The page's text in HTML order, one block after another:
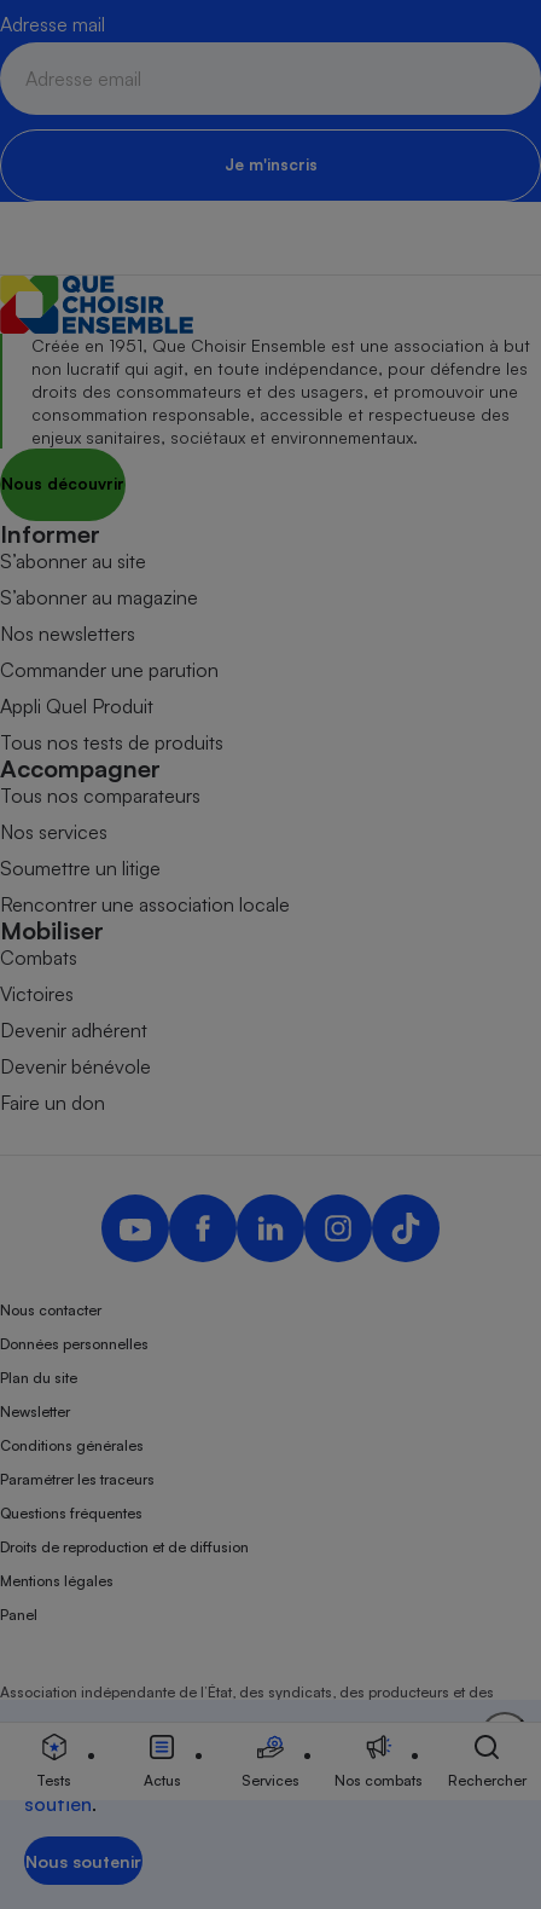
Adresse mail
Je m'inscris
Soutenez-nous
Aujourd'hui plus que jamais, nous comptons sur
votre
soutien.
Nous soutenir
Créée en 1951, Que Choisir Ensemble est une association à but
non lucratif qui agit, en toute indépendance, pour défendre les
droits des consommateurs et des usagers, et promouvoir une
consommation responsable, accessible et respectueuse des
enjeux sanitaires, sociétaux et environnementaux.
Nous découvrir
Informer
S’abonner au site
S’abonner au magazine
Nos newsletters
Commander une parution
Appli Quel Produit
Tous nos tests de produits
Accompagner
Tous nos comparateurs
Nos services
Soumettre un litige
Rencontrer une association locale
Mobiliser
Combats
Victoires
Devenir adhérent
Devenir bénévole
Faire un don
Nous contacter
Données personnelles
Plan du site
Newsletter
Conditions générales
Paramétrer les traceurs
Questions fréquentes
Droits de reproduction et de diffusion
Mentions légales
Panel
Association indépendante de l’État, des syndicats, des producteurs et des
Tests Actus Services Nos combats Rechercher